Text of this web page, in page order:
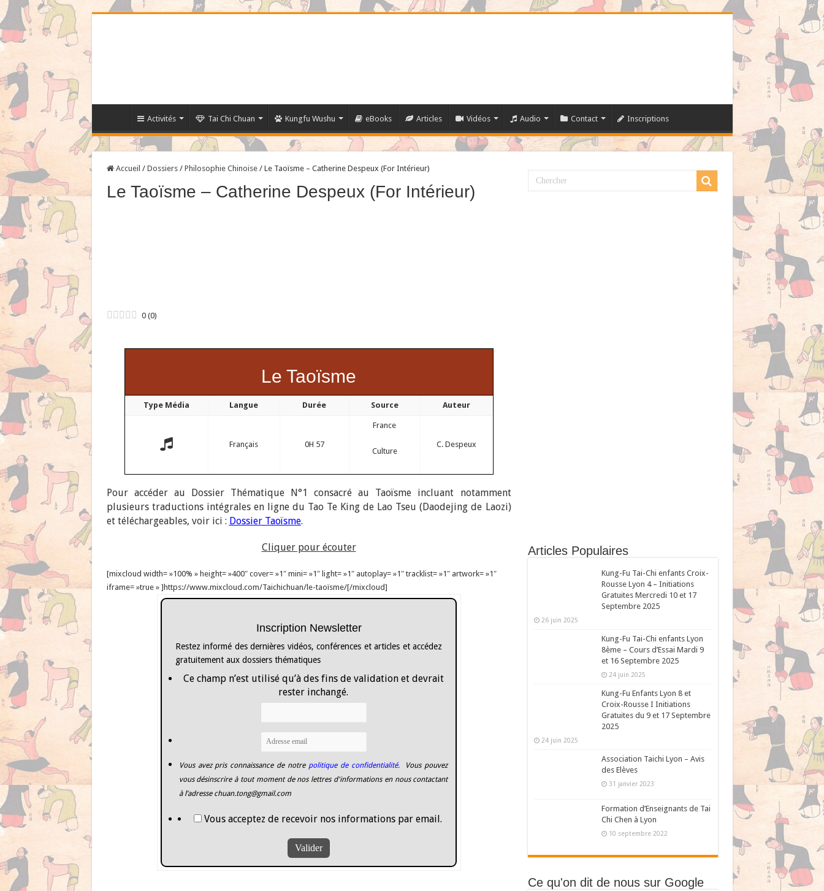
Activités Tai Chi Chuan Kungfu Wushu eBooks Articles Vidéos Audio Contact Inscriptions
Accueil / Dossiers / Philosophie Chinoise / Le Taoïsme – Catherine Despeux (For Intérieur)
Le Taoïsme – Catherine Despeux (For Intérieur)
0 (0)
Le Taoïsme
Type Média Langue Durée Source Auteur
Français 0H 57
France
Culture
C. Despeux
Pour accéder au Dossier Thématique N°1 consacré au Taoïsme incluant notamment
plusieurs traductions intégrales en ligne du Tao Te King de Lao Tseu (Daodejing de Laozi)
et téléchargeables, voir ici : Dossier Taoïsme.
Cliquer pour écouter
[mixcloud width= »100% » height= »400″ cover= »1″ mini= »1″ light= »1″ autoplay= »1″ tracklist= »1″ artwork= »1″
iframe= »true » ]https://www.mixcloud.com/Taichichuan/le-taoïsme/[/mixcloud]
Inscription Newsletter
Restez informé des dernières vidéos, conférences et articles et accédez
gratuitement aux dossiers thématiques
Ce champ n’est utilisé qu’à des fins de validation et devrait
rester inchangé.
Vous avez pris connaissance de notrepolitique de confidentialité.
Vous pouvez
vous désinscrire à tout moment de nos lettres d'informations en nous contactant
à l’adresse chuan.tong@gmail.com
Vous acceptez de recevoir nos informations par email.
Articles Populaires
Kung-Fu Tai-Chi enfants Croix-
Rousse Lyon 4 – Initiations
Gratuites Mercredi 10 et 17
Septembre 2025
26 juin 2025
Kung-Fu Tai-Chi enfants Lyon
8ème – Cours d’Essai Mardi 9
et 16 Septembre 2025
24 juin 2025
Kung-Fu Enfants Lyon 8 et
Croix-Rousse I Initiations
Gratuites du 9 et 17 Septembre
2025
24 juin 2025
Association Taichi Lyon – Avis
des Elèves
31 janvier 2023
Formation d’Enseignants de Tai
Chi Chen à Lyon
10 septembre 2022
Ce qu'on dit de nous sur Google